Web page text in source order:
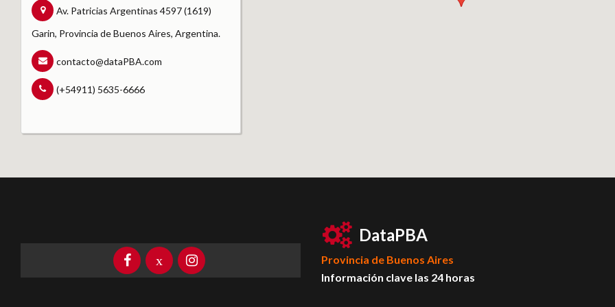
Av. Patricias Argentinas 4597 (1619)
Garin, Provincia de Buenos Aires, Argentina.
contacto@dataPBA.com
(+54911) 5635-6666
DataPBA
Provincia de Buenos Aires
Información clave las 24 horas